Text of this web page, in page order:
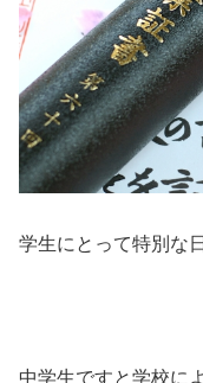
学生にとって特別な
中学生ですと学校に